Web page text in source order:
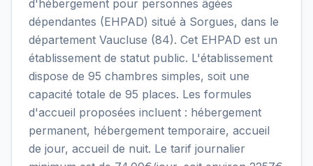
d'hébergement pour personnes âgées
dépendantes (EHPAD) situé à Sorgues, dans le
département Vaucluse (84). Cet EHPAD est un
établissement de statut public. L'établissement
dispose de 95 chambres simples, soit une
capacité totale de 95 places. Les formules
d'accueil proposées incluent : hébergement
permanent, hébergement temporaire, accueil
de jour, accueil de nuit. Le tarif journalier